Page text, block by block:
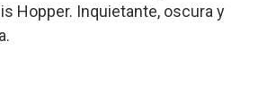
Hopper. Inquietante, oscura y